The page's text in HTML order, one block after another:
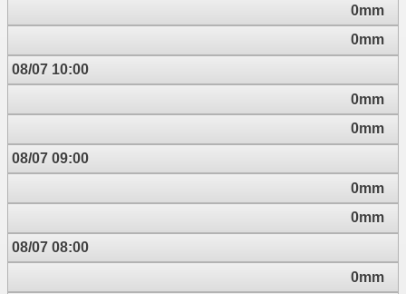
0mm
0mm
08/07 10:00
0mm
0mm
08/07 09:00
0mm
0mm
08/07 08:00
0mm